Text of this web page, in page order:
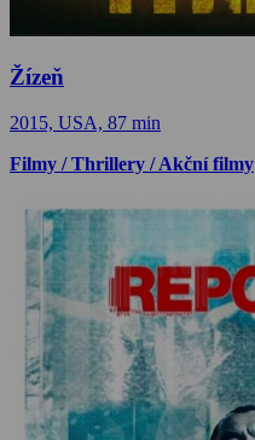
Žízeň
2015, USA, 87 min
Filmy / Thrillery / Akční filmy